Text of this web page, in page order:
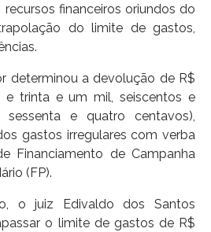
financeiros oriundos do
do limite de gastos,
determinou a devolução de R$
e trinta e um mil, seiscentos e
e quatro centavos),
gastos irregulares com verba
Financiamento de Campanha
(FP).
o juiz Edivaldo dos Santos
o limite de gastos de R$